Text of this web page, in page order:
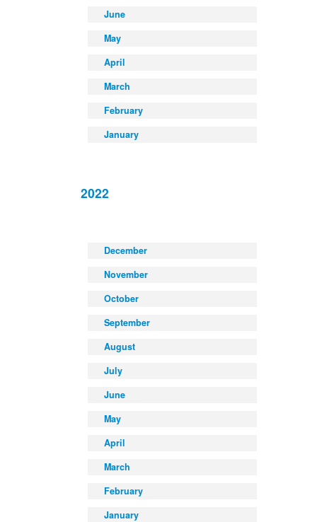
June
May
April
March
February
January
2022
December
November
October
September
August
July
June
May
April
March
February
January